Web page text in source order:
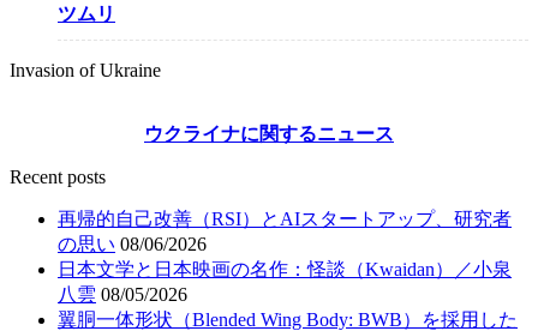
ツムリ
Invasion of Ukraine
ウクライナに関するニュース
Recent posts
再帰的自己改善（RSI）とAIスタートアップ、研究者
の思い 08/06/2026
日本文学と日本映画の名作：怪談（Kwaidan）／小泉
八雲 08/05/2026
翼胴一体形状（Blended Wing Body: BWB）を採用した